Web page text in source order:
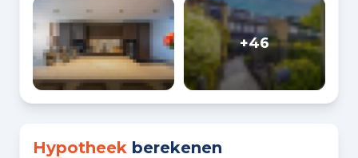
+46
Hypotheek berekenen